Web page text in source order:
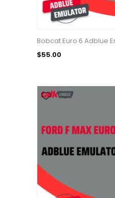
Bobcat Euro 6 Adblue
$55.00